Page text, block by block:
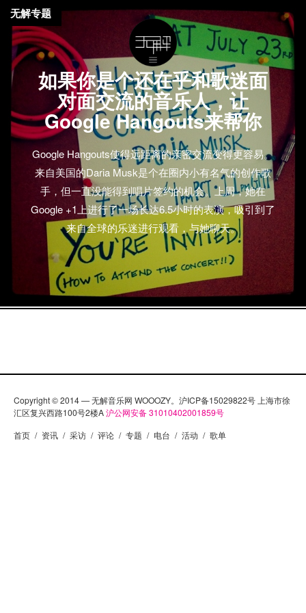
如果你是个还在乎和歌迷面
对面交流的音乐人，让
Google Hangouts来帮你
Google Hangouts使得远距离的亲密交流变得更容易。
来自美国的Daria Musk是个在圈内小有名气的创作歌
手，但一直没能得到唱片签约的机会。上周，她在
Google +1上进行了一场长达6.5小时的表演，吸引到了
来自全球的乐迷进行观看，与她聊天。
无解专题
Copyright © 2014 — 无解音乐网 WOOOZY。沪ICP备15029822号 上海市徐
汇区复兴西路100号2楼A沪公网安备 31010402001859号
首页 / 资讯 / 采访 / 评论 / 专题 / 电台 / 活动 / 歌单